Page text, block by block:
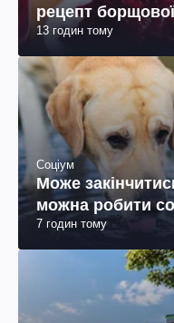
рецепт
13 годин тому
Соціум
Може
можна робити
7 годин тому